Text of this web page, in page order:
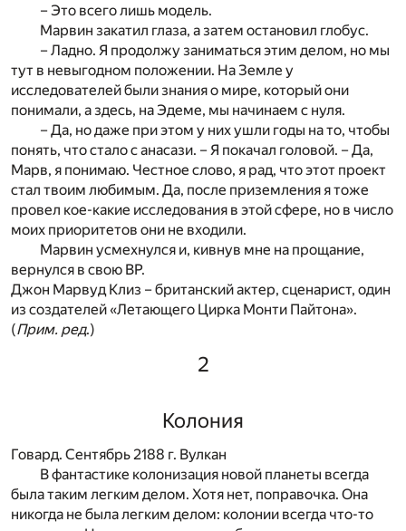
– Это всего лишь модель.
Марвин закатил глаза, а затем остановил глобус.
– Ладно. Я продолжу заниматься этим делом, но мы
тут в невыгодном положении. На Земле у
исследователей были знания о мире, который они
понимали, а здесь, на Эдеме, мы начинаем с нуля.
– Да, но даже при этом у них ушли годы на то, чтобы
понять, что стало с анасази. – Я покачал головой. – Да,
Марв, я понимаю. Честное слово, я рад, что этот проект
стал твоим любимым. Да, после приземления я тоже
провел кое-какие исследования в этой сфере, но в число
моих приоритетов они не входили.
Марвин усмехнулся и, кивнув мне на прощание,
вернулся в свою ВР.
Джон Марвуд Клиз – британский актер, сценарист, один
из создателей «Летающего Цирка Монти Пайтона».
(Прим. ред.)
2
Колония
Говард. Сентябрь 2188 г. Вулкан
В фантастике колонизация новой планеты всегда
была таким легким делом. Хотя нет, поправочка. Она
никогда не была легким делом: колонии всегда что-то